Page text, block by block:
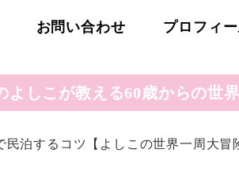
お問い合わせ プロフィ
しこが教える60歳からの
民泊するコツ【よしこの世界一周大冒